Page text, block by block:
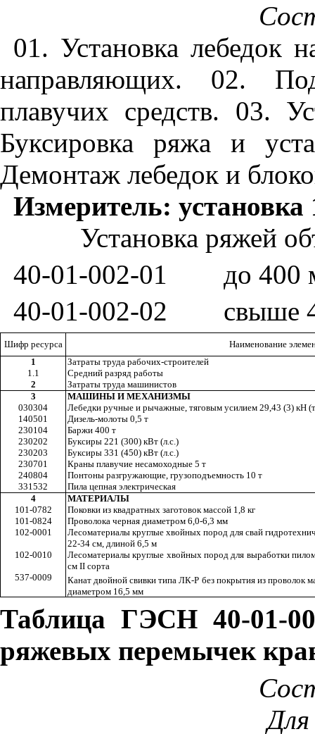
01. Установка лебедок
направляющих. 02.
плавучих средств. 03.
Буксировка ряжа и
Демонтаж лебедок и
Измеритель:
Установка ряжей
40-01-002-01
до 400
40-01-002-02
свыше
Шифр ресурса
Наименование
1
Затраты труда рабочих-строителей
1.1
Средний разряд работы
2
Затраты труда машинистов
3
МАШИНЫ И МЕХАНИЗМЫ
030304
Лебедки ручные и рычажные, тяговым усилием 29,43 (3) кН
140501
Дизель-молоты 0,5 т
230104
Баржи 400 т
230202
Буксиры 221 (300) кВт (л.с.)
230203
Буксиры 331 (450) кВт (л.с.)
230701
Краны плавучие несамоходные 5 т
240804
Понтоны разгружающие, грузоподъемность 10 т
331532
Пила цепная электрическая
4
МАТЕРИАЛЫ
101-0782
Поковки из квадратных заготовок массой 1,8 кг
101-0824
Проволока черная диаметром 6,0-6,3 мм
102-0001
Лесоматериалы круглые хвойных пород для свай
22-34 см, длиной 6,5 м
102-0010
Лесоматериалы круглые хвойных пород для выработки
см IIсорта
537-0009
Канат двойной свивки типа ЛК-Р без покрытия из проволок
диаметром 16,5 мм
Таблица ГЭСН40-01-
ряжевых перемычек